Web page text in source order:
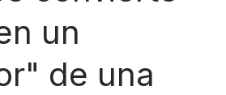
un
de una